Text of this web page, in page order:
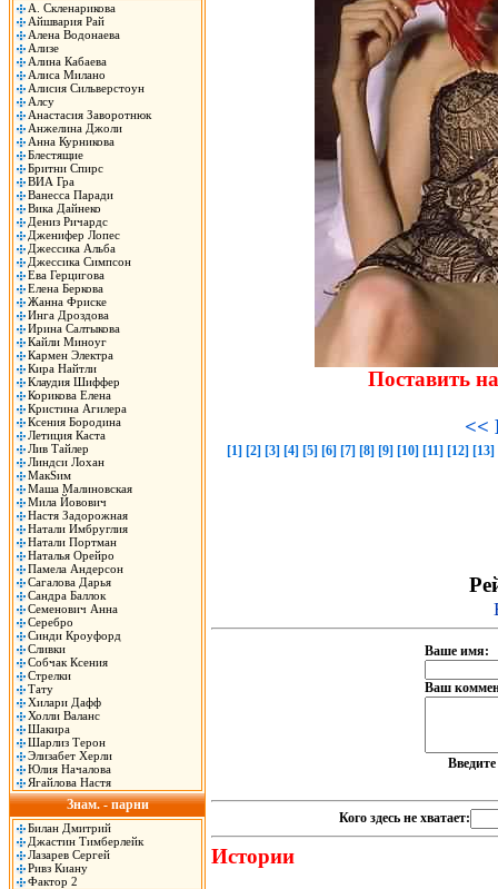
А. Скленарикова
Айшвария Рай
Алена Водонаева
Ализе
Алина Кабаева
Алиса Милано
Алисия Сильверстоун
Алсу
Анастасия Заворотнюк
Анжелина Джоли
Анна Курникова
Блестящие
Бритни Спирс
ВИА Гра
Ванесса Паради
Вика Дайнеко
Дениз Ричардс
Дженифер Лопес
Джессика Альба
Джессика Симпсон
Ева Герцигова
Елена Беркова
Жанна Фриске
Инга Дроздова
Ирина Салтыкова
Кайли Миноуг
Кармен Электра
Кира Найтли
Клаудия Шиффер
Корикова Елена
Кристина Агилера
Ксения Бородина
Летиция Каста
Лив Тайлер
Линдси Лохан
МакSим
Маша Малиновская
Мила Йовович
Настя Задорожная
Натали Имбруглия
Натали Портман
Наталья Орейро
Памела Андерсон
Сагалова Дарья
Сандра Баллок
Семенович Анна
Серебро
Синди Кроуфорд
Сливки
Собчак Ксения
Стрелки
Тату
Хилари Дафф
Холли Валанс
Шакира
Шарлиз Терон
Элизабет Херли
Юлия Началова
Ягайлова Настя
Знам. - парни
Билан Дмитрий
Джастин Тимберлейк
Лазарев Сергей
Ривз Киану
Фактор 2
Поставить
<<
[1] [2] [3] [4] [5] [6] [7] [8] [9] [10] [11] [12] [13]
Ваше имя:
Ваш
Кого здесь не хватает:
Истории